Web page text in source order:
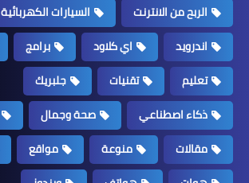
الربح من الانترنت
السيارات الكهربائية
اندرويد
اي كلاود برامج
تعليم
تقنيات
جلبريك
ذكاء اصطناعي
صحة وجمال
مقالات
منوعة مواقع